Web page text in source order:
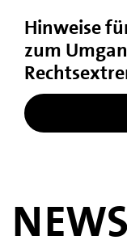
Hinweise
zum
NEWS